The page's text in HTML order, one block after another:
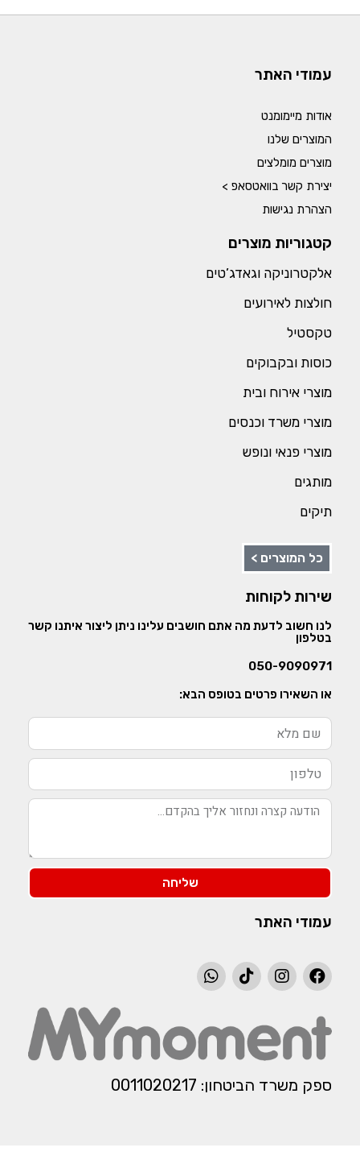
עמודי האתר
אודות מיימומנט
המוצרים שלנו
מוצרים מומלצים
יצירת קשר בוואטסאפ >
הצהרת נגישות
קטגוריות מוצרים
אלקטרוניקה וגאדג’טים
חולצות לאירועים
טקסטיל
כוסות ובקבוקים
מוצרי אירוח ובית
מוצרי משרד וכנסים
מוצרי פנאי ונופש
מותגים
תיקים
כל המוצרים >
שירות לקוחות
לנו חשוב לדעת מה אתם חושבים עלינו ניתן ליצור איתנו קשר
בטלפון
050-9090971
או השאירו פרטים בטופס הבא:
שליחה
עמודי האתר
ספק משרד הביטחון: 0011020217​​